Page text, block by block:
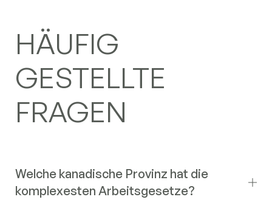
HÄUFIG
GESTELLTE
FRAGEN
Welche kanadische Provinz hat die
komplexesten Arbeitsgesetze?